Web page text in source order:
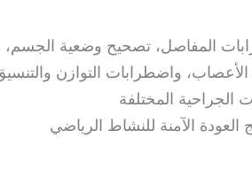
المفاصل، تصحيح وضعية الجسم،
واضطرابات التوازن
الجراحية المختلفة
الآمنة للنشاط الرياضي